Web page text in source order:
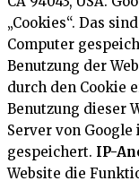
„Cookies“. Das
Computer
Benutzung der
durch den Cookie
Benutzung dieser
Server von
gespeichert. IP-
Website die